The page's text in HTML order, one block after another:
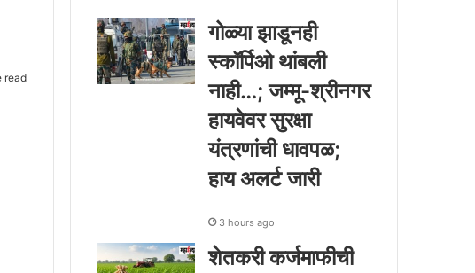
read
गोळ्या झाडूनही
स्कॉर्पिओ थांबली
नाही…; जम्मू-श्रीनगर
हायवेवर सुरक्षा
यंत्रणांची धावपळ;
हाय अलर्ट जारी
3 hours ago
शेतकरी कर्जमाफीची